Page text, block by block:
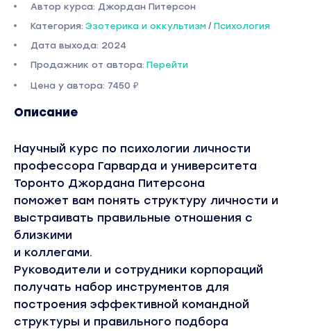
Автор курса: Джордан Питерсон
Категория: Эзотерика и оккультизм / Психология
Дата выхода: 2024
Продажник от автора: Перейти
Цена у автора: 7450 ₽
Описание
Научный курс по психологии личности
профессора Гарварда и университета
Торонто Джордана Питерсона
поможет вам понять структуру личности и
выстраивать правильные отношения с
близкими
и коллегами.
Руководители и сотрудники корпораций
получать набор инструментов для
построения эффективной командной
структуры и правильного подбора